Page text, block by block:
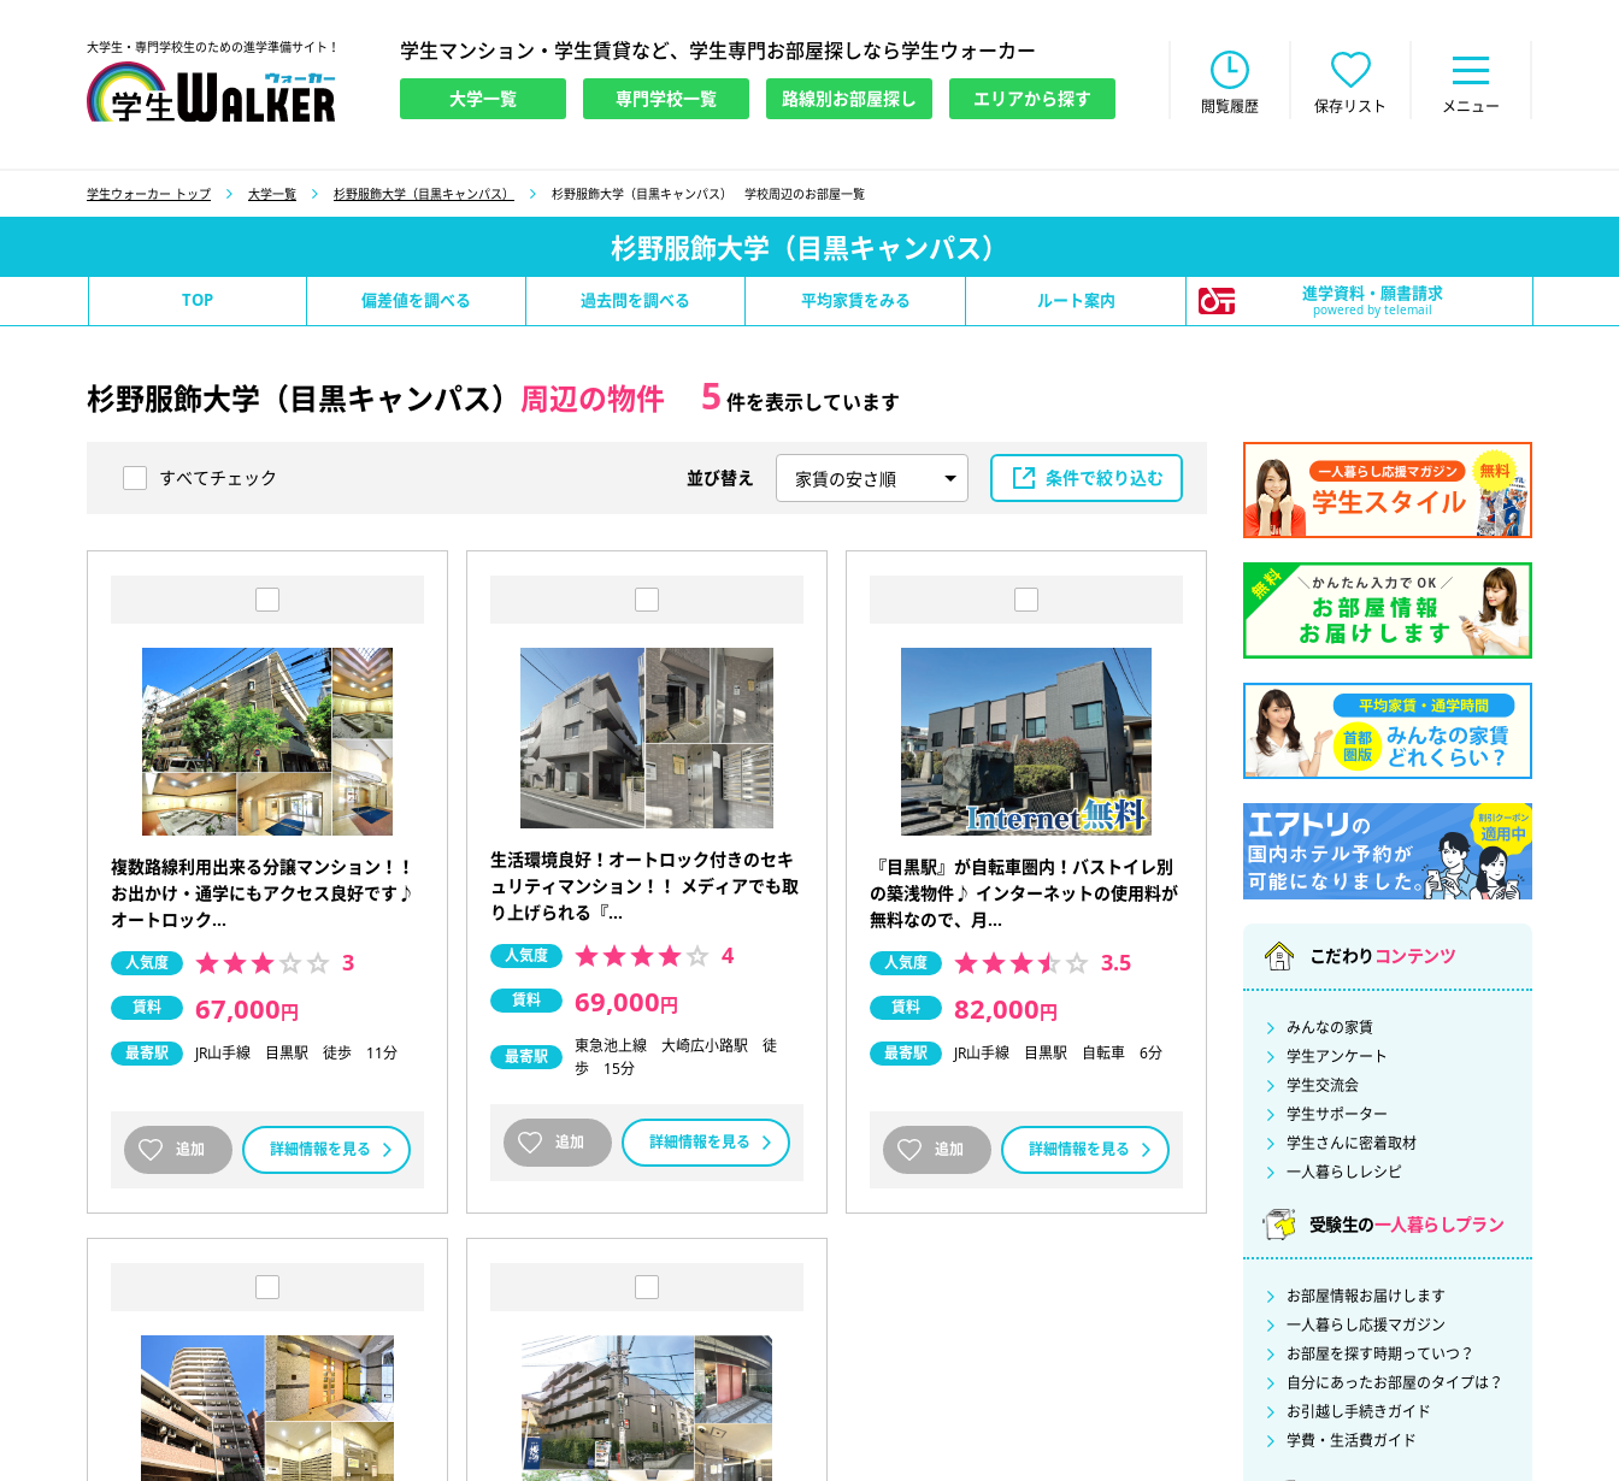
大学生・専門学校生のための進学準備サイト！ 学生マンション・学生賃貸など、学生専門お部屋探しなら学生ウォーカー
大学一覧 専門学校一覧 路線別お部屋探し エリアから探す 閲覧履歴 保存リスト メニュー
学生ウォーカー トップ 大学一覧 杉野服飾大学（目黒キャンパス） 杉野服飾大学（目黒キャンパス） 学校周辺のお部屋一覧
杉野服飾大学（目黒キャンパス）
TOP 偏差値を調べる 過去問を調べる 平均家賃をみる ルート案内 進学資料・願書請求
powered by telemail
杉野服飾大学（目黒キャンパス） 周辺の物件 5 件を表示しています
すべてチェック 並び替え 条件で絞り込む
複数路線利用出来る分譲マンション！！
お出かけ・通学にもアクセス良好です♪
オートロック…
人気度 3
賃料 67,000円
最寄駅 JR山手線 目黒駅 徒歩 11分
追加 詳細情報を見る
生活環境良好！オートロック付きのセキ
ュリティマンション！！ メディアでも取
り上げられる『…
人気度 4
賃料 69,000円
最寄駅
東急池上線 大崎広小路駅 徒
歩 15分
追加 詳細情報を見る
『目黒駅』が自転車圏内！バストイレ別
の築浅物件♪ インターネットの使用料が
無料なので、月…
人気度 3.5
賃料 82,000円
最寄駅 JR山手線 目黒駅 自転車 6分
追加 詳細情報を見る
こだわり コンテンツ
みんなの家賃
学生アンケート
学生交流会
学生サポーター
学生さんに密着取材
一人暮らしレシピ
受験生の一人暮らしプラン
お部屋情報お届けします
一人暮らし応援マガジン
お部屋を探す時期っていつ？
自分にあったお部屋のタイプは？
お引越し手続きガイド
学費・生活費ガイド